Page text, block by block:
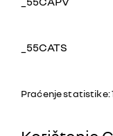
_55CATS
Praćenje statistike: